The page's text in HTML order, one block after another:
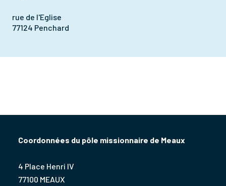
rue de l'Eglise
77124 Penchard
Coordonnées du pôle missionnaire de Meaux
4 Place Henri IV
77100 MEAUX